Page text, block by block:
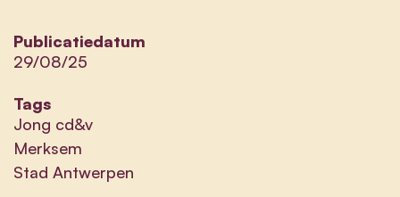
Publicatiedatum
29/08/25
Tags
Jong cd&v
Merksem
Stad Antwerpen